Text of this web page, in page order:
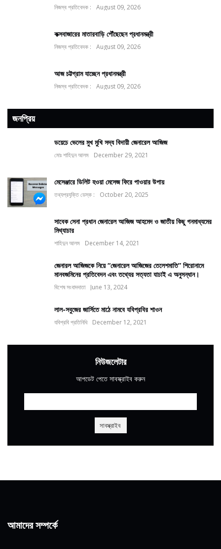
নিজস্ব প্রতিবেদক : August 09, 2026
কক্সবাজারের মাতারবাড়ি পৌঁছেছেন প্রধানমন্ত্রী
নিজস্ব প্রতিবেদক : August 09, 2026
আজ চট্টগ্রাম যাচ্ছেন প্রধানমন্ত্রী
নিজস্ব প্রতিবেদক : August 09, 2026
জনপ্রিয়
ডয়েচে ভেলের মুখ মুখি সদ্য বিদায়ী জেনারেল আজিজ
মোঃ শাহিদুন আলম December 29, 2021
মেসেঞ্জারে ডিলিট হওয়া মেসেজ ফিরে পাওয়ার উপায়
তথ্যপ্রযুক্তি ডেস্ক : October 20, 2025
সাবেক সেনা প্রধান জেনারেল আজিজ আহমেদ ও জাতীয় কিছু গনমাধ্যমের
মিথ্যাচার
শাহিদুন আলম December 14, 2021
জেনারল আজিজকে নিয়ে “জেনারেল আজিজের তেলেশমাতি” শিরোনামে
মানবজমিনের প্রতিবেদন এবং তথ্যের সত্যতা যাচাই এ অনুসন্ধান।
বিশেষ সংবাদদাতা June 13, 2024
লাল-সবুজের জার্সিতে মাঠে নামবে যবিপ্রবির শাওন
যবিপ্রবি প্রতিনিধি December 12, 2021
নিউজলেটার
আপডেট পেতে সাবস্ক্রাইব করুন
আমাদের সম্পর্কে